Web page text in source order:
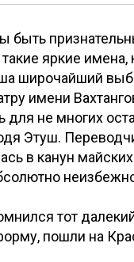
быть
яркие
широчайший
имени
для не многих
Этуш.
в канун
тот
пошли на